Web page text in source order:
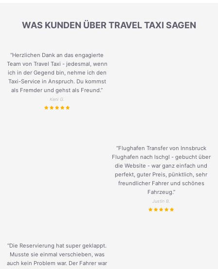
WAS KUNDEN ÜBER TRAVEL TAXI SAGEN
“Herzlichen Dank an das engagierte
Team von Travel Taxi - jedesmal, wenn
ich in der Gegend bin, nehme ich den
Taxi-Service in Anspruch. Du kommst
als Fremder und gehst als Freund.”
Keni G.
“Flughafen Transfer von Innsbruck
Flughafen nach Ischgl - gebucht über
die Website - war ganz einfach und
perfekt, guter Preis, pünktlich, sehr
freundlicher Fahrer und schönes
Fahrzeug.”
Justin B.
“Die Reservierung hat super geklappt.
Musste sie einmal verschieben, was
auch kein Problem war. Der Fahrer war